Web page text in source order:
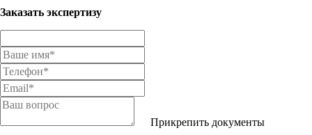
Заказать экспертизу
Прикрепить документы